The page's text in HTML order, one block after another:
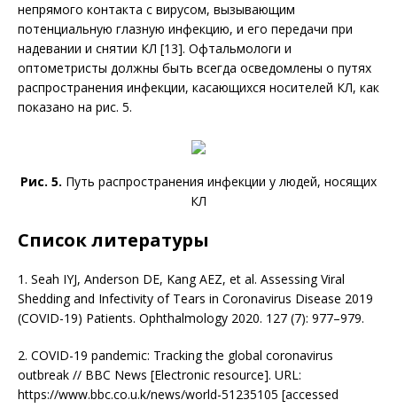
непрямого контакта с вирусом, вызывающим
потенциальную глазную инфекцию, и его передачи при
надевании и снятии КЛ [13]. Офтальмологи и
оптометристы должны быть всегда осведомлены о путях
распространения инфекции, касающихся носителей КЛ, как
показано на рис. 5.
Рис. 5. Путь распространения инфекции у людей, носящих
КЛ
Список литературы
1. Seah IYJ, Anderson DE, Kang AEZ, et al. Assessing Viral
Shedding and Infectivity of Tears in Coronavirus Disease 2019
(COVID-19) Patients. Ophthalmology 2020. 127 (7): 977–979.
2. COVID-19 pandemic: Tracking the global coronavirus
outbreak // BBC News [Electronic resource]. URL:
https://www.bbc.co.u.k/news/world-51235105 [accessed